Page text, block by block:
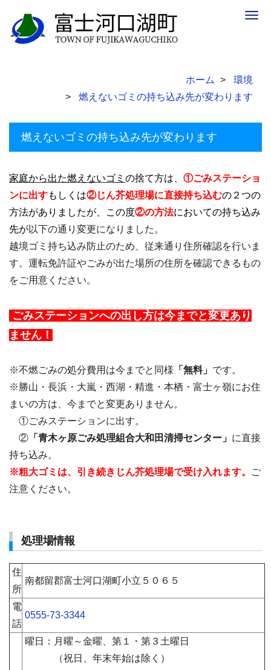
ホーム
環境
燃えないゴミの持ち込み先が変わります
燃えないゴミの持ち込み先が変わります
家庭から出た燃えないゴミ の捨て方は、 ①ごみステーショ
ンに出すもしくは②じん芥処理場に直接持ち込むの２つの
方法がありましたが、この度②の方法においての持ち込み
先が以下の通り変更になりました。
越境ゴミ持ち込み防止のため、従来通り住所確認を行いま
す。運転免許証やごみが出た場所の住所を確認できるもの
をご用意ください。
ごみステーションへの出し方は今までと変更あり
ません！
※不燃ごみの処分費用は今までと同様 「無料」 です。
※勝山・長浜・大嵐・西湖・精進・本栖・富士ヶ嶺にお住
まいの方は、今までと変更ありません。
①ごみステーションに出す。
② 「青木ヶ原ごみ処理組合大和田清掃センター」 に直接
持ち込み。
※粗大ゴミは、引き続きじん芥処理場で受け入れます。
ご
注意ください。
処理場情報
住
所
南都留郡富士河口湖町小立５０６５
電
話
0555-73-3344
曜日：月曜～金曜、第１・第３土曜日
（祝日、年末年始は除く）